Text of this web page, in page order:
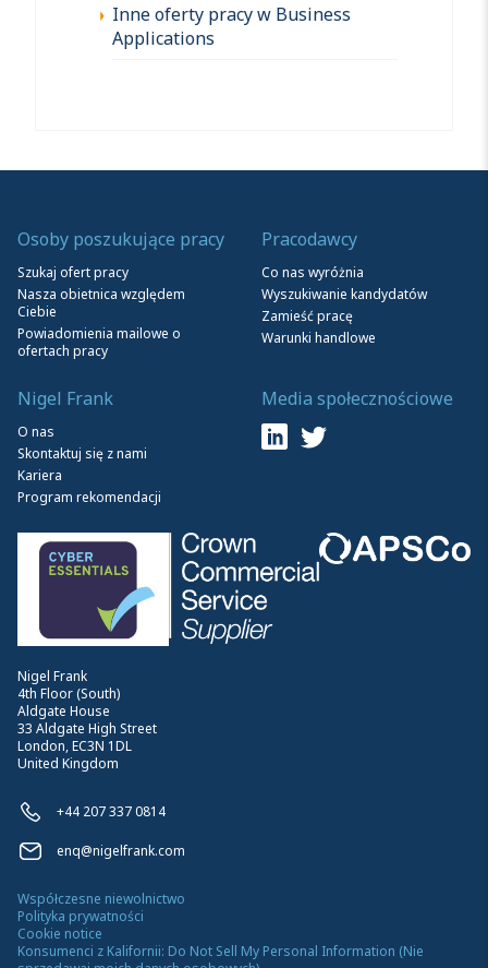
Inne oferty pracy w Business
Applications
Nigel Frank
4th Floor (South)
Aldgate House
33 Aldgate High Street
London, EC3N 1DL
United Kingdom
+44 207 337 0814
enq@nigelfrank.com
Osoby poszukujące pracy
Szukaj ofert pracy
Nasza obietnica względem
Ciebie
Powiadomienia mailowe o
ofertach pracy
Pracodawcy
Co nas wyróżnia
Wyszukiwanie kandydatów
Zamieść pracę
Warunki handlowe
Nigel Frank
O nas
Skontaktuj się z nami
Kariera
Program rekomendacji
Media społecznościowe
Współczesne niewolnictwo
Polityka prywatności
Cookie notice
Konsumenci z Kalifornii: Do Not Sell My Personal Information (Nie